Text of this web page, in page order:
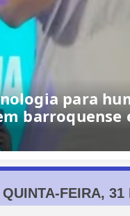
goleia base
QUINTA-FEIRA,